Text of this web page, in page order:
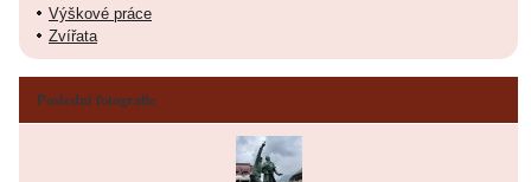
Výškové práce
Zvířata
Poslední fotografie